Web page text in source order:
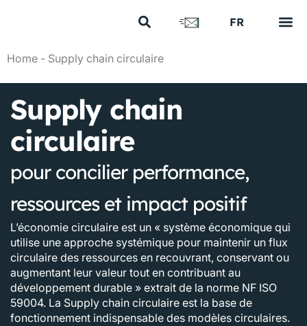
FR
EN
Home - Supply chain circulaire
Supply chain
circulaire
pour concilier performance,
ressources et impact positif
L’économie circulaire est un « système économique qui
utilise une approche systémique pour maintenir un flux
circulaire des ressources en recouvrant, conservant ou
augmentant leur valeur tout en contribuant au
développement durable » extrait de la norme NF ISO
59004. La Supply chain circulaire est la base de
fonctionnement indispensable des modèles circulaires.